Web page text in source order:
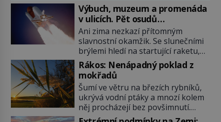
Výbuch, muzeum a promenáda
v ulicích. Pět osudů
nejslavnějších raketoplánů
Ani zima nezkazí přítomným
slavnostní okamžik. Se slunečními
brýlemi hledí na startující raketu,
která má do vesmíru vynést kromě
posádky také obyčejnou učitelku.
Po několika sekundách všem
ztuhnou úsměvy, stroj totiž
exploduje. Jejich konstrukce není
z levného kraje, daňové poplatníky
Rákos: Nenápadný poklad z
mokřadů
Šumí ve větru na březích rybníků,
ukrývá vodní ptáky a mnozí kolem
něj procházejí bez povšimnutí.
Přesto právě rákos pomáhal stavět